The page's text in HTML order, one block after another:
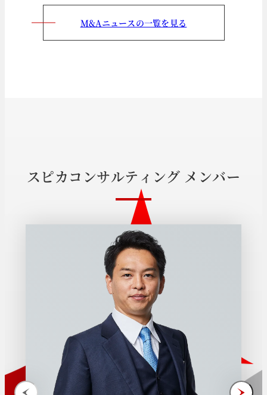
M&Aニュースの一覧を見る
スピカコ ンサルテ ィ ング メ ンバー